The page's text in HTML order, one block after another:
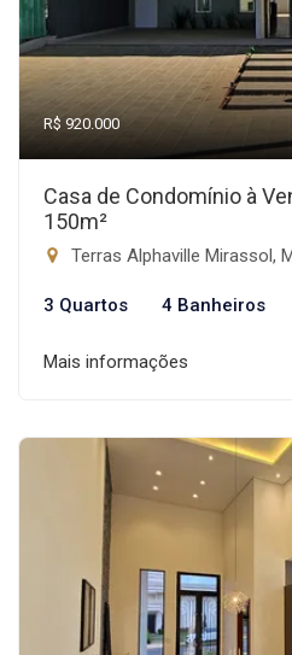
R$ 920.000
Casa de Condomínio à
150m²
Terras Alphaville Mirassol,
3 Quartos 4 Banheiros
Mais informações